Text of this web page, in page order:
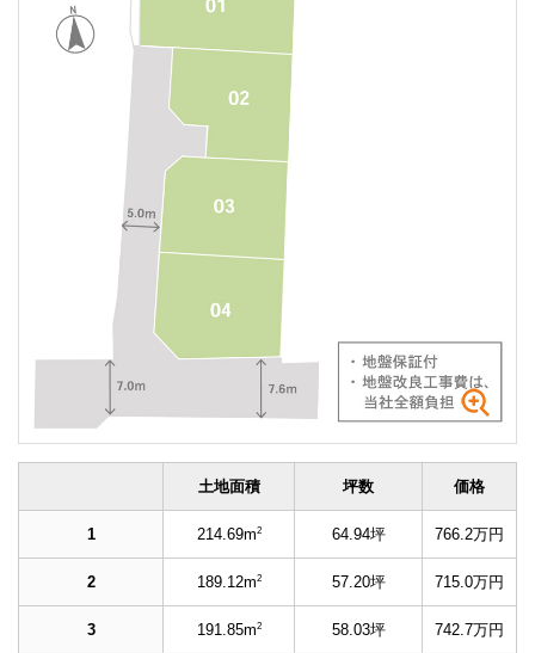
土地面積 坪数 価格
1 214.69m2 64.94坪 766.2万円
2 189.12m2 57.20坪 715.0万円
3 191.85m2 58.03坪 742.7万円